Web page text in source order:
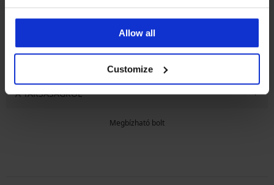
Allow all
Customize
SZOLGÁLTATÁSOK VÁSÁRLÓKNAK
ÁLTALÁNOS INFORMÁCIÓK
A TÁRSASÁGRÓL
Megbízható bolt